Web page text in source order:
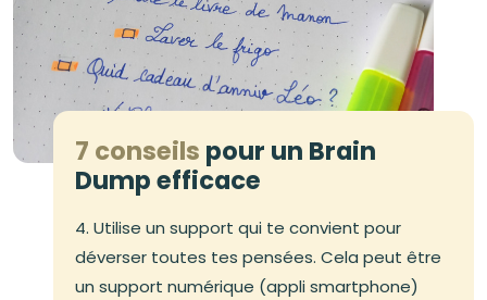
7 conseils pour un Brain
Dump efficace
4. Utilise un support qui te convient pour
déverser toutes tes pensées. Cela peut être
un support numérique (appli smartphone)